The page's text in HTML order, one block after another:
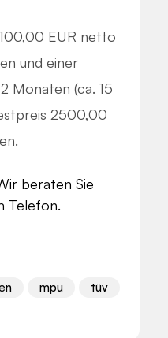
EUR netto
und einer
Monaten (ca. 15
2500,00
beraten Sie
Telefon.
mpu tüv